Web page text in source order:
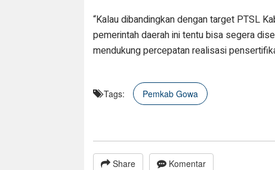
“Kalau dibandingkan dengan target PTSL
pemerintah daerah ini tentu bisa segera
mendukung percepatan realisasi
Tags: Pemkab Gowa
Komentar
Share